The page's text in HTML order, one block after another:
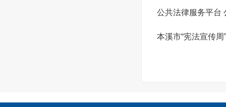
公共法律服务平台
本溪市“宪法宣传